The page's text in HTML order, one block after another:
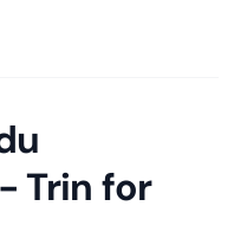
Trin for